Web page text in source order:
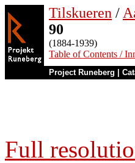
Tilskueren /
90
(1884-1939)
Table of Contents /
Project Runeberg
Full